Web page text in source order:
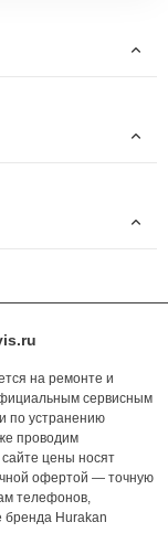
на ремонте и
сервисным
по устранению
проводим
сайте цены носят
офертой — точную
телефонов,
Hurakan